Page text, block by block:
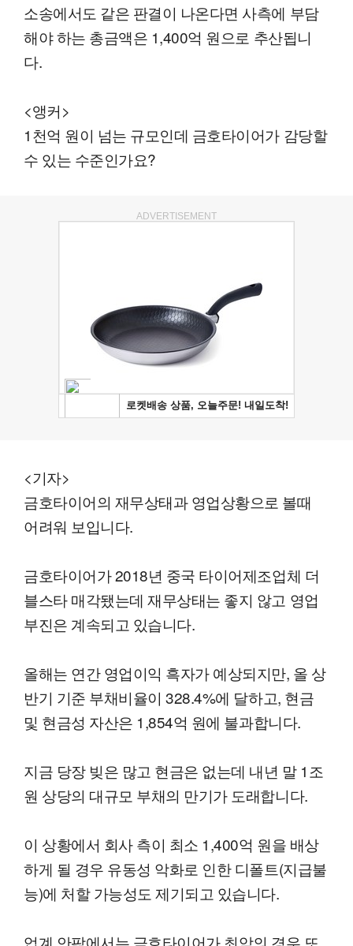
소송에서도 같은 판결이 나온다면 사측에 부담
해야 하는 총금액은 1,400억 원으로 추산됩니
다.
<앵커>
1천억 원이 넘는 규모인데 금호타이어가 감당할
수 있는 수준인가요?
ADVERTISEMENT
<기자>
금호타이어의 재무상태과 영업상황으로 볼때
어려워 보입니다.
금호타이어가 2018년 중국 타이어제조업체 더
블스타 매각됐는데 재무상태는 좋지 않고 영업
부진은 계속되고 있습니다.
올해는 연간 영업이익 흑자가 예상되지만, 올 상
반기 기준 부채비율이 328.4%에 달하고, 현금
및 현금성 자산은 1,854억 원에 불과합니다.
지금 당장 빚은 많고 현금은 없는데 내년 말 1조
원 상당의 대규모 부채의 만기가 도래합니다.
이 상황에서 회사 측이 최소 1,400억 원을 배상
하게 될 경우 유동성 악화로 인한 디폴트(지급불
능)에 처할 가능성도 제기되고 있습니다.
업계 안팎에서는 금호타이어가 최악의 경우 또